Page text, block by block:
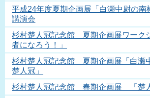
平成24年度夏期企画展「白瀬中尉の南
講演会
杉村楚人冠記念館 夏期企画展ワーク
者になろう！」
杉村楚人冠記念館 夏期企画展「白瀬
楚人冠」
杉村楚人冠記念館 春期企画展 「楚人